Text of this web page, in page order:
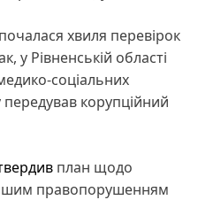
хвиля перевірок
у Рівненській області
соціальних
корупційний
план щодо
правопорушенням